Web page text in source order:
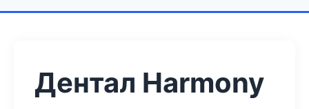
Дентал Harmony